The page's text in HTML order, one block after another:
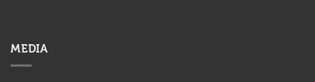
MEDIA